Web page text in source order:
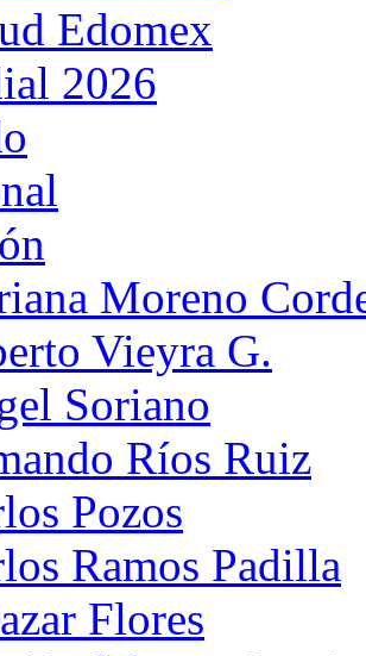
Edomex
2026
Moreno
Vieyra G.
Soriano
Ríos Ruiz
Pozos
Ramos Padilla
Flores